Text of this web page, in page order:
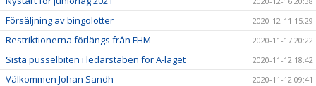
Försäljning av bingolotter 2020-12-11 15:29
Restriktionerna förlängs från FHM 2020-11-17 20:22
Sista pusselbiten i ledarstaben för A-laget 2020-11-12 18:42
Välkommen Johan Sandh 2020-11-12 09:41